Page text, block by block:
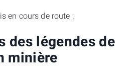
en cours de route :
des légendes de
minière